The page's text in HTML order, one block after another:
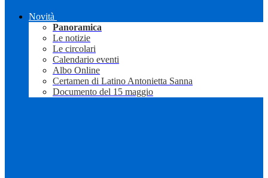
Novità
Panoramica
Le notizie
Le circolari
Calendario eventi
Albo Online
Certamen di Latino Antonietta Sanna
Documento del 15 maggio